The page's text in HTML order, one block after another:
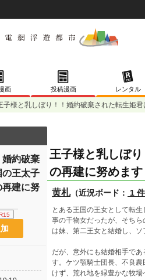
画 投稿漫画 レンタル
子様と乳しぼり！！婚約破棄された転生姫
王子様と乳しぼ
の再建に努めます
黄札（近況ボード： 1 件
とある王国の王女として転
事の干物女だったが、そち
は妹、第二王女と結婚し、
だが、意外にも結婚相手で
す。ケツ顎騎士団長、不良
けず、荒れ地を緑豊かな牧場
婚約破棄
の王太子
再建に努